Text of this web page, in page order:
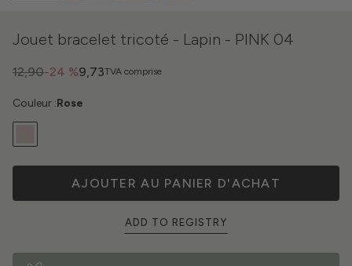
Jouet bracelet tricoté - Lapin - PINK 04
TVA comprise
-24 %
12,90 9,73
Couleur :Rose
AJOUTER AU PANIER D'ACHAT
ADD TO REGISTRY